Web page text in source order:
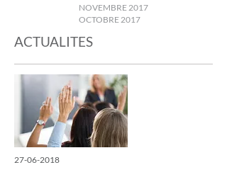
NOVEMBRE 2017
OCTOBRE 2017
ACTUALITES
27-06-2018